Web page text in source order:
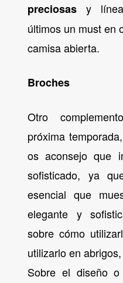
preciosas y
últimos un must en
camisa abierta.
Broches
Otro
próxima
os aconsejo que
sofisticado, ya
esencial que
elegante y
sobre cómo
utilizarlo en
Sobre el diseño